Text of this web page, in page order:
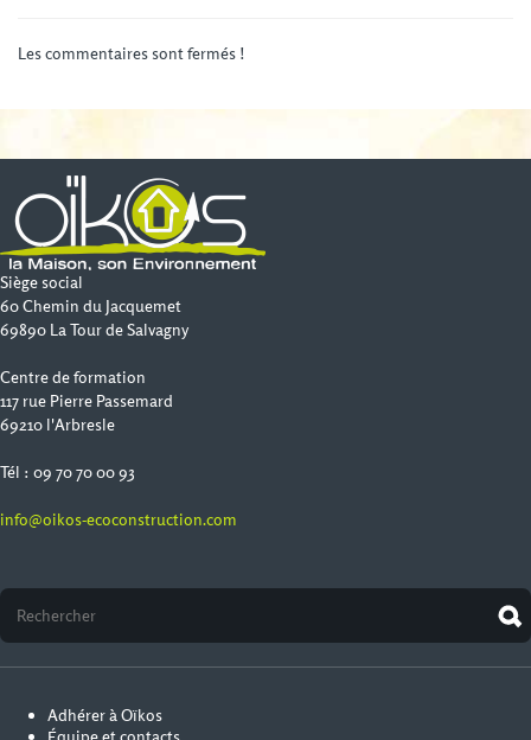
Les commentaires sont fermés !
Siège social
60 Chemin du Jacquemet
69890 La Tour de Salvagny
Centre de formation
117 rue Pierre Passemard
69210 l'Arbresle
Tél : 09 70 70 00 93
info@oikos-ecoconstruction.com
Adhérer à Oïkos